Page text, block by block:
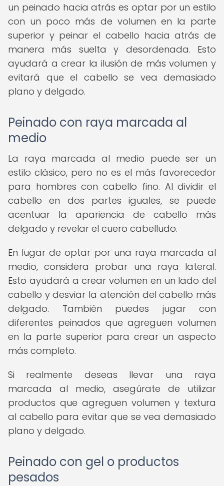
un peinado hacia atrás es optar por un estilo
con un poco más de volumen en la parte
superior y peinar el cabello hacia atrás de
manera más suelta y desordenada. Esto
ayudará a crear la ilusión de más volumen y
evitará que el cabello se vea demasiado
plano y delgado.
Peinado con raya marcada al
medio
La raya marcada al medio puede ser un
estilo clásico, pero no es el más favorecedor
para hombres con cabello fino. Al dividir el
cabello en dos partes iguales, se puede
acentuar la apariencia de cabello más
delgado y revelar el cuero cabelludo.
En lugar de optar por una raya marcada al
medio, considera probar una raya lateral.
Esto ayudará a crear volumen en un lado del
cabello y desviar la atención del cabello más
delgado. También puedes jugar con
diferentes peinados que agreguen volumen
en la parte superior para crear un aspecto
más completo.
Si realmente deseas llevar una raya
marcada al medio, asegúrate de utilizar
productos que agreguen volumen y textura
al cabello para evitar que se vea demasiado
plano y delgado.
Peinado con gel o productos
pesados